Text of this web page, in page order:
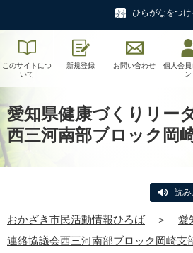
ひらがなをつけ
このサイトにつ
いて
新規登録 お問い合わせ
個人会員
ン
愛知県健康づくりリー
西三河南部ブロック岡
読
おかざき市民活動情報ひろば ＞
愛
連絡協議会西三河南部ブロック岡崎支